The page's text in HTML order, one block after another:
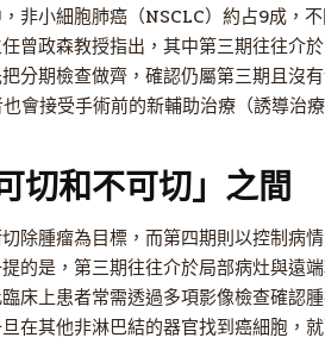
非小細胞肺癌（NSCLC）約占9成，
曾政森教授指出，其中第三期往往介
分期檢查做齊，確認仍屬第三期且沒
會接受手術前的新輔助治療（誘導治
切和不可切」之間
除腫瘤為目標，而第四期則以控制病
的是，第三期往往介於局部病灶與遠
床上患者常需透過多項影像檢查確認
在其他非淋巴結的器官找到癌細胞，